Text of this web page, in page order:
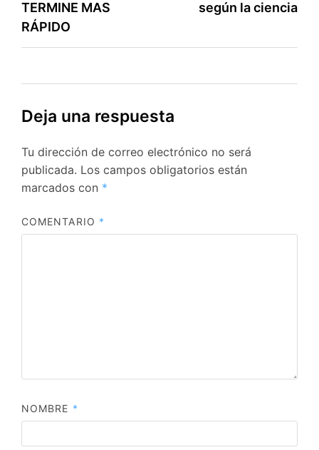
TERMINE MAS
RÁPIDO
según la ciencia
Deja una respuesta
Tu dirección de correo electrónico no será
publicada. Los campos obligatorios están
marcados con *
COMENTARIO *
NOMBRE *